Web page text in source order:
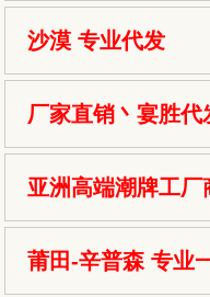
沙漠 专业代发
厂家直销丶宴胜代
亚洲高端潮牌工厂
莆田-辛普森 专业